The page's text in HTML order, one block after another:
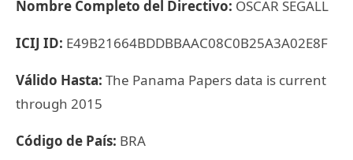
Nombre Completo del Directivo: OSCAR SEGALL
ICIJ ID: E49B21664BDDBBAAC08C0B25A3A02E8F
Válido Hasta: The Panama Papers data is current
through 2015
Código de País: BRA